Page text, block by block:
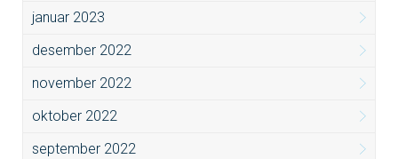
januar 2023
desember 2022
november 2022
oktober 2022
september 2022